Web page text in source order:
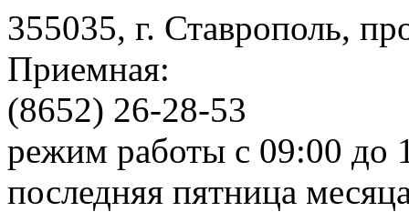
355035, г. Ставрополь,
Приемная:
(8652) 26-28-53
режим работы с 09:00 до
последняя пятница